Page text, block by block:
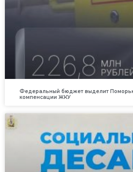
Федеральный бюджет выделит
компенсации ЖКУ